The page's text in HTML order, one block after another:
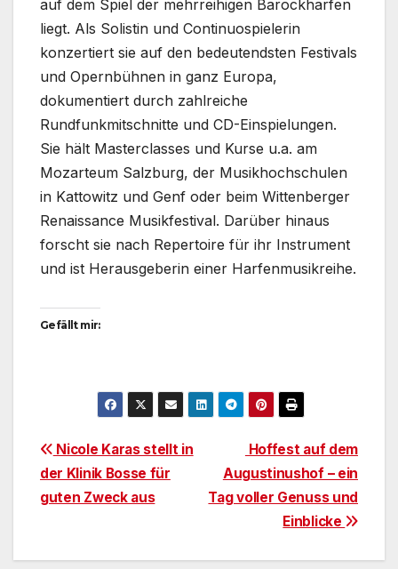
auf dem Spiel der mehrreihigen Barockharfen
liegt. Als Solistin und Continuospielerin
konzertiert sie auf den bedeutendsten Festivals
und Opernbühnen in ganz Europa,
dokumentiert durch zahlreiche
Rundfunkmitschnitte und CD-Einspielungen.
Sie hält Masterclasses und Kurse u.a. am
Mozarteum Salzburg, der Musikhochschulen
in Kattowitz und Genf oder beim Wittenberger
Renaissance Musikfestival. Darüber hinaus
forscht sie nach Repertoire für ihr Instrument
und ist Herausgeberin einer Harfenmusikreihe.
Gefällt mir:
BeitragsnavigationHoffest auf dem
Augustinushof – ein
Tag voller Genuss und
Einblicke
Nicole Karas stellt in
der Klinik Bosse für
guten Zweck aus